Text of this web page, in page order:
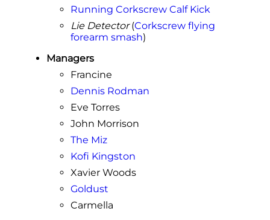
Running Corkscrew Calf Kick
Lie Detector(Corkscrew flying
forearm smash)
Managers
Francine
Dennis Rodman
Eve Torres
John Morrison
The Miz
Kofi Kingston
Xavier Woods
Goldust
Carmella